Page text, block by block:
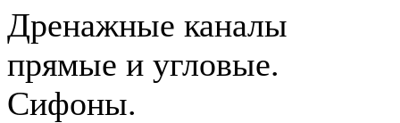
Дренажные каналы
прямые и угловые.
Сифоны.